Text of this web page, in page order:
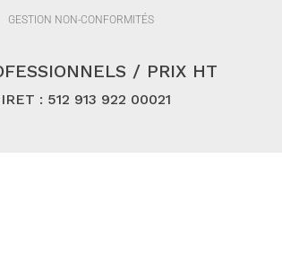
GESTION NON-CONFORMITÉS
/ PRIX HT
: 512 913 922 00021